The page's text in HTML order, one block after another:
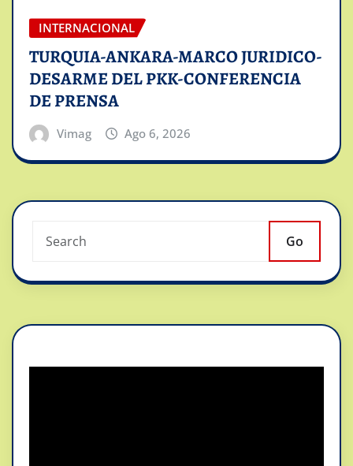
INTERNACIONAL
TURQUIA-ANKARA-MARCO JURIDICO-
DESARME DEL PKK-CONFERENCIA
DE PRENSA
Vimag Ago 6, 2026
Go